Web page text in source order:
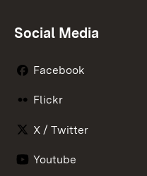
Social Media
Facebook
Flickr
X / Twitter
Youtube